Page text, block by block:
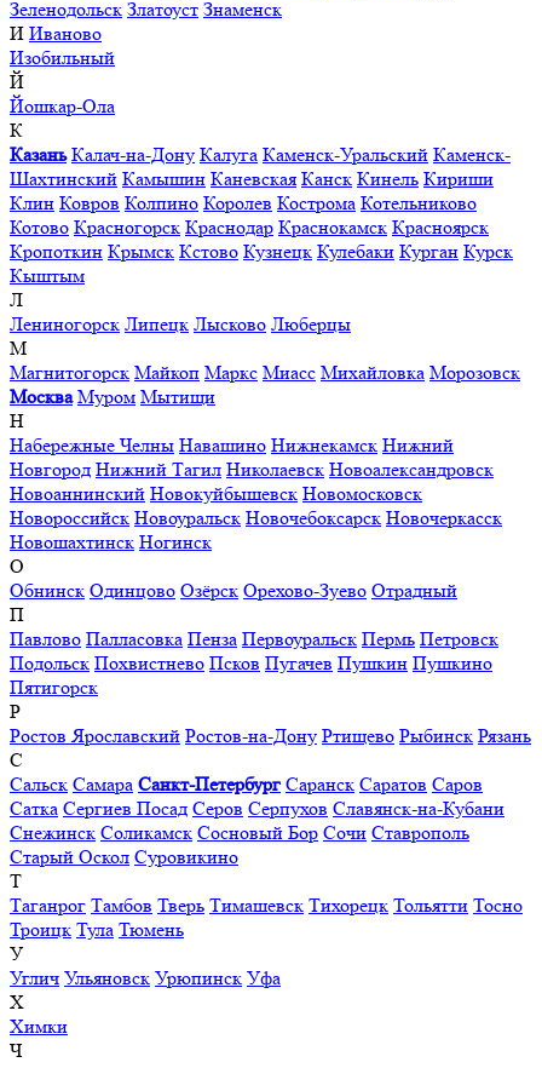
Зеленодольск Златоуст Знаменск
И Иваново
Изобильный
Й
Йошкар-Ола
К
Казань Калач-на-Дону Калуга Каменск-Уральский Каменск-
Шахтинский Камышин Каневская Канск Кинель Кириши
Клин Ковров Колпино Королев Кострома Котельниково
Котово Красногорск Краснодар Краснокамск Красноярск
Кропоткин Крымск Кстово Кузнецк Кулебаки Курган Курск
Кыштым
Л
Лениногорск Липецк Лысково Люберцы
М
Магнитогорск Майкоп Маркс Миасс Михайловка Морозовск
Москва Муром Мытищи
Н
Набережные Челны Навашино Нижнекамск Нижний
Новгород Нижний Тагил Николаевск Новоалександровск
Новоаннинский Новокуйбышевск Новомосковск
Новороссийск Новоуральск Новочебоксарск Новочеркасск
Новошахтинск Ногинск
О
Обнинск Одинцово Озёрск Орехово-Зуево Отрадный
П
Павлово Палласовка Пенза Первоуральск Пермь Петровск
Подольск Похвистнево Псков Пугачев Пушкин Пушкино
Пятигорск
Р
Ростов Ярославский Ростов-на-Дону Ртищево Рыбинск Рязань
С
Сальск Самара Санкт-Петербург Саранск Саратов Саров
Сатка Сергиев Посад Серов Серпухов Славянск-на-Кубани
Снежинск Соликамск Сосновый Бор Сочи Ставрополь
Старый Оскол Суровикино
Т
Таганрог Тамбов Тверь Тимашевск Тихорецк Тольятти Тосно
Троицк Тула Тюмень
У
Углич Ульяновск Урюпинск Уфа
Х
Химки
Ч